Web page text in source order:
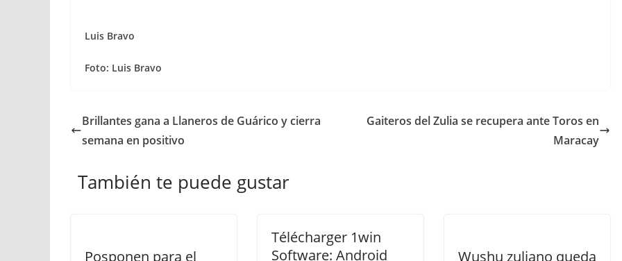
Luis Bravo
Foto: Luis Bravo
Brillantes gana a Llaneros de Guárico y cierra
semana en positivo
Gaiteros del Zulia se recupera ante Toros en
Maracay
También te puede gustar
Posponen para el
Télécharger 1win
Software: Android
Wushu zuliano queda